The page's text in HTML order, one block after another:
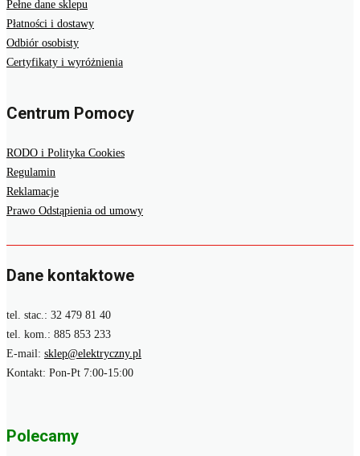
Pełne dane sklepu
Płatności i dostawy
Odbiór osobisty
Certyfikaty i wyróżnienia
Centrum Pomocy
RODO i Polityka Cookies
Regulamin
Reklamacje
Prawo Odstąpienia od umowy
Dane kontaktowe
tel. stac.: 32 479 81 40
tel. kom.: 885 853 233
E-mail: sklep@elektryczny.pl
Kontakt: Pon-Pt 7:00-15:00
Polecamy